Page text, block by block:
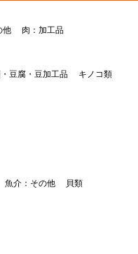
他 肉：加工品
豆腐・豆加工品
キノコ類
魚介：その他 貝類